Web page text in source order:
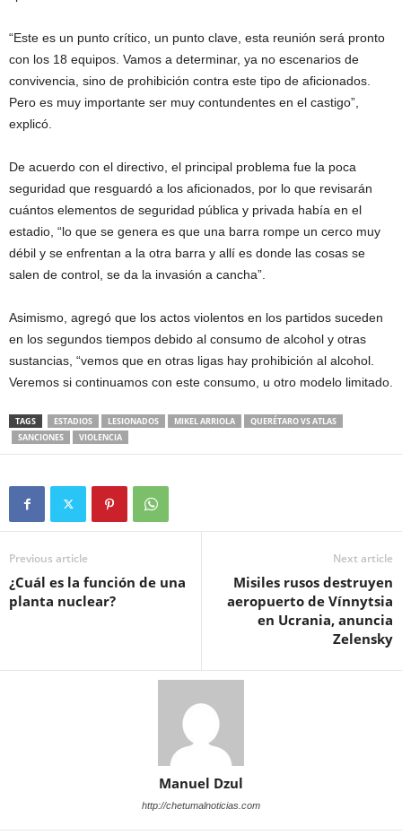
“Este es un punto crítico, un punto clave, esta reunión será pronto
con los 18 equipos. Vamos a determinar, ya no escenarios de
convivencia, sino de prohibición contra este tipo de aficionados.
Pero es muy importante ser muy contundentes en el castigo”,
explicó.
De acuerdo con el directivo, el principal problema fue la poca
seguridad que resguardó a los aficionados, por lo que revisarán
cuántos elementos de seguridad pública y privada había en el
estadio, “lo que se genera es que una barra rompe un cerco muy
débil y se enfrentan a la otra barra y allí es donde las cosas se
salen de control, se da la invasión a cancha”.
Asimismo, agregó que los actos violentos en los partidos suceden
en los segundos tiempos debido al consumo de alcohol y otras
sustancias, “vemos que en otras ligas hay prohibición al alcohol.
Veremos si continuamos con este consumo, u otro modelo limitado.
TAGS ESTADIOS LESIONADOS MIKEL ARRIOLA
QUERÉTARO VS ATLAS
SANCIONES
VIOLENCIA
Previous article
¿Cuál es la función de una
planta nuclear?
Next article
Misiles rusos destruyen
aeropuerto de Vínnytsia
en Ucrania, anuncia
Zelensky
Manuel Dzul
http://chetumalnoticias.com